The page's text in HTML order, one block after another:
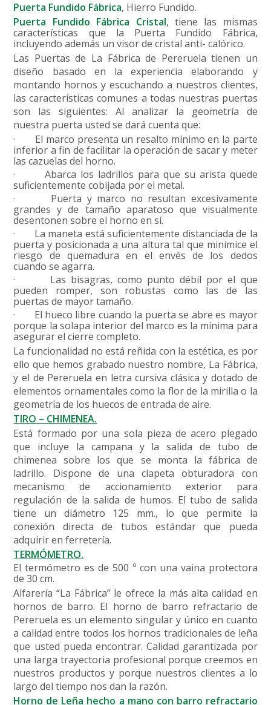
Puerta Fundido Fábrica, Hierro Fundido.
Puerta Fundido Fábrica Cristal, tiene las mismas
características que la Puerta Fundido Fábrica,
incluyendo además un visor de cristal anti- calórico.
Las Puertas de La Fábrica de Pereruela tienen un
diseño basado en la experiencia elaborando y
montando hornos y escuchando a nuestros clientes,
las características comunes a todas nuestras puertas
son las siguientes: Al analizar la geometría de
nuestra puerta usted se dará cuenta que:
·
El marco presenta un resalto mínimo en la parte
inferior a fin de facilitar la operación de sacar y meter
las cazuelas del horno.
·
Abarca los ladrillos para que su arista quede
suficientemente cobijada por el metal.
·
Puerta y marco no resultan excesivamente
grandes y de tamaño aparatoso que visualmente
desentonen sobre el horno en sí.
·
La maneta está suficientemente distanciada de la
puerta y posicionada a una altura tal que minimice el
riesgo de quemadura en el envés de los dedos
cuando se agarra.
·
Las bisagras, como punto débil por el que
pueden romper, son robustas como las de las
puertas de mayor tamaño.
·
El hueco libre cuando la puerta se abre es mayor
porque la solapa interior del marco es la mínima para
asegurar el cierre completo.
La funcionalidad no está reñida con la estética, es por
ello que hemos grabado nuestro nombre, La Fábrica,
y el de Pereruela en letra cursiva clásica y dotado de
elementos ornamentales como la flor de la mirilla o la
geometría de los huecos de entrada de aire.
TIRO – CHIMENEA.
Está formado por una sola pieza de acero plegado
que incluye la campana y la salida de tubo de
chimenea sobre los que se monta la fábrica de
ladrillo. Dispone de una clapeta obturadora con
mecanismo de accionamiento exterior para
regulación de la salida de humos. El tubo de salida
tiene un diámetro 125 mm., lo que permite la
conexión directa de tubos estándar que pueda
adquirir en ferretería.
TERMÓMETRO.
El termómetro es de 500 º con una vaina protectora
de 30 cm.
Alfarería “La Fábrica” le ofrece la más alta calidad en
hornos de barro. El horno de barro refractario de
Pereruela es un elemento singular y único en cuanto
a calidad entre todos los hornos tradicionales de leña
que usted pueda encontrar. Calidad garantizada por
una larga trayectoria profesional porque creemos en
nuestros productos y porque nuestros clientes a lo
largo del tiempo nos dan la razón.
Horno de Leña hecho a mano con barro refractario